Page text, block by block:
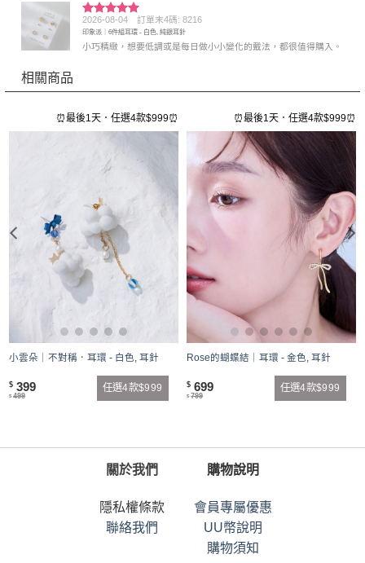
評分5 滿
分 5
2026-08-04 訂單末4碼: 8216
印象派｜6件組耳環 - 白色, 純銀耳針
小巧精緻，想要低調或是每日做小小變化的戴法，都很值得購入。
相關商品
⏰最後1天．任選4款$999⏰
小雲朵｜不對稱．耳環 - 白色, 耳針
$ 399
$ 499
任選4款$999
⏰最後1天．任選4款$999⏰
Rose的蝴蝶結｜耳環 - 金色, 耳針
$ 699
$ 799
任選4款$999
關於我們
隱私權條款
聯絡我們
購物說明
會員專屬優惠
UU幣說明
購物須知